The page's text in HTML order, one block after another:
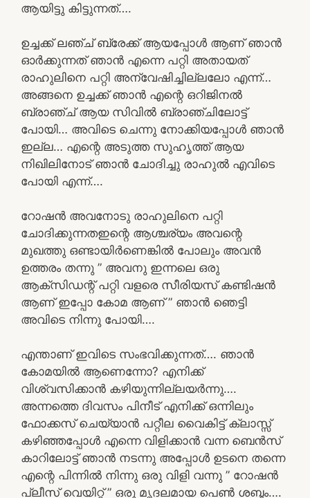
ആയിട്ടു കിട്ടുന്നത്….
ഉച്ചക്ക് ലഞ്ച് ബ്രേക്ക്‌ ആയപ്പോൾ ആണ് ഞാൻ
ഓർക്കുന്നത് ഞാൻ എന്നെ പറ്റി അതായത്
രാഹുലിനെ പറ്റി അന്വേഷിച്ചില്ലലോ എന്ന്…
അങ്ങനെ ഉച്ചക്ക് ഞാൻ എന്റെ ഒറിജിനൽ
ബ്രാഞ്ച് ആയ സിവിൽ ബ്രാഞ്ചിലോട്ട്
പോയി… അവിടെ ചെന്നു നോക്കിയപ്പോൾ ഞാൻ
ഇല്ല… എന്റെ അടുത്ത സുഹൃത്ത് ആയ
നിഖിലിനോട് ഞാൻ ചോദിച്ചു രാഹുൽ എവിടെ
പോയി എന്ന്….
റോഷൻ അവനോടു രാഹുലിനെ പറ്റി
ചോദിക്കുന്നതഇന്റെ ആശ്ചര്യം അവന്റെ
മുഖത്തു ഒണ്ടായിർണെങ്കിൽ പോലും അവൻ
ഉത്തരം തന്നു ” അവനു ഇന്നലെ ഒരു
ആക്‌സിഡന്റ് പറ്റി വളരെ സീരിയസ് കണ്ടിഷൻ
ആണ് ഇപ്പോ കോമ ആണ് ” ഞാൻ ഞെട്ടി
അവിടെ നിന്നു പോയി….
എന്താണ് ഇവിടെ സംഭവിക്കുന്നത്…. ഞാൻ
കോമയിൽ ആണെന്നോ? എനിക്ക്
വിശ്വസിക്കാൻ കഴിയുന്നില്ലയർന്നു….
അന്നത്തെ ദിവസം പിനീട് എനിക്ക് ഒന്നിലും
ഫോക്കസ് ചെയ്യാൻ പറ്റീല വൈകിട്ട് ക്ലാസ്സ്‌
കഴിഞ്ഞപ്പോൾ എന്നെ വിളിക്കാൻ വന്ന ബെൻസ്
കാറിലോട്ട് ഞാൻ നടന്നു അപ്പോൾ ഉടനെ തന്നെ
എന്റെ പിന്നിൽ നിന്നു ഒരു വിളി വന്നു ” റോഷൻ
പ്ലീസ്‌ വെയിറ്റ് ” ഒരു മൃദലമായ പെൺ ശബ്ദം….